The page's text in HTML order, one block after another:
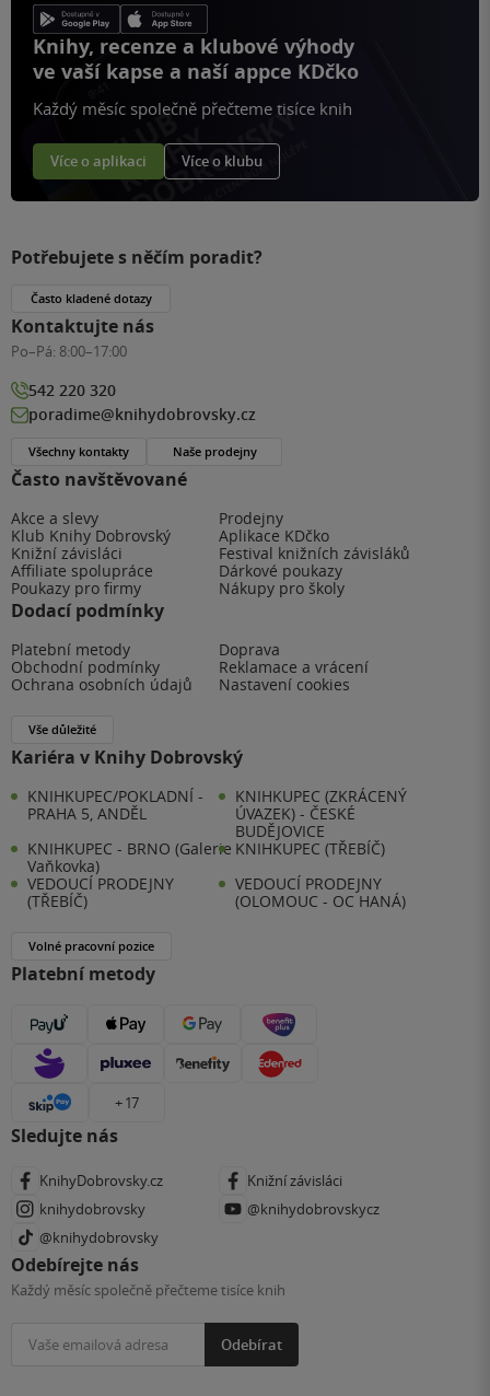
Knihy, recenze a klubové výhody
ve vaší kapse a naší appce KDčko
Každý měsíc společně přečteme tisíce knih
Více o aplikaci Více o klubu
Často navštěvované
Akce a slevy
Prodejny
Klub Knihy Dobrovský
Aplikace KDčko
Knižní závisláci
Festival knižních závisláků
Affiliate spolupráce
Dárkové poukazy
Poukazy pro firmy
Nákupy pro školy
Dodací podmínky
Platební metody
Doprava
Obchodní podmínky
Reklamace a vrácení
Ochrana osobních údajů
Nastavení cookies
Vše důležité
Kariéra v Knihy Dobrovský
KNIHKUPEC/POKLADNÍ -
PRAHA 5, ANDĚL
KNIHKUPEC (ZKRÁCENÝ
ÚVAZEK) - ČESKÉ
BUDĚJOVICE
KNIHKUPEC - BRNO (Galerie
Vaňkovka)
KNIHKUPEC (TŘEBÍČ)
VEDOUCÍ PRODEJNY
(TŘEBÍČ)
VEDOUCÍ PRODEJNY
(OLOMOUC - OC HANÁ)
Volné pracovní pozice
Platební metody
+ 17
Sledujte nás
KnihyDobrovsky.cz
Knižní závisláci
knihydobrovsky
@knihydobrovskycz
@knihydobrovsky
Odebírejte nás
Každý měsíc společně přečteme tisíce knih
Odebírat
Potřebujete s něčím poradit?
Často kladené dotazy
Kontaktujte nás
Po–Pá: 8:00–17:00
542 220 320
poradime@knihydobrovsky.cz
Všechny kontakty Naše prodejny